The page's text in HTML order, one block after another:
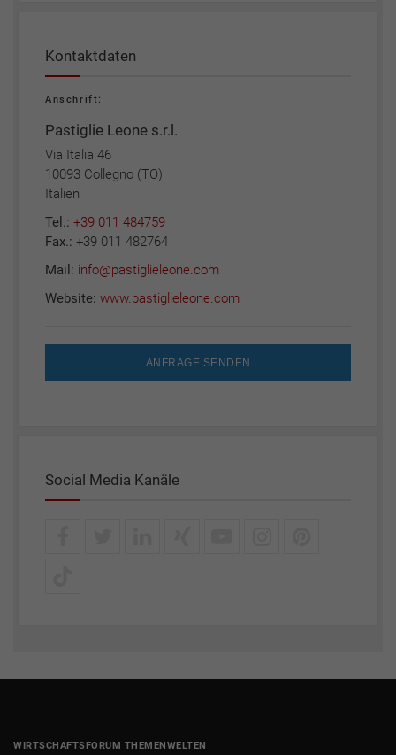
Kontaktdaten
Anschrift:
Pastiglie Leone s.r.l.
Via Italia 46
10093 Collegno (TO)
Italien
Tel.: +39 011 484759
Fax.: +39 011 482764
Mail: info@pastiglieleone.com
Website: www.pastiglieleone.com
ANFRAGE SENDEN
Social Media Kanäle
WIRTSCHAFTSFORUM THEMENWELTEN